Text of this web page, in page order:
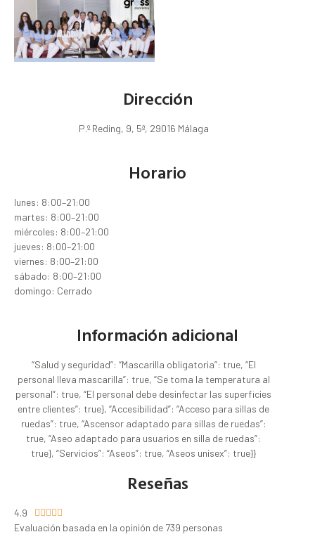
Dirección
P.º Reding, 9, 5ª, 29016 Málaga
Horario
lunes: 8:00–21:00
martes: 8:00–21:00
miércoles: 8:00–21:00
jueves: 8:00–21:00
viernes: 8:00–21:00
sábado: 8:00–21:00
domingo: Cerrado
Información adicional
“Salud y seguridad”: “Mascarilla obligatoria”: true, “El
personal lleva mascarilla”: true, “Se toma la temperatura al
personal”: true, “El personal debe desinfectar las superficies
entre clientes”: true}, “Accesibilidad”: “Acceso para sillas de
ruedas”: true, “Ascensor adaptado para sillas de ruedas”:
true, “Aseo adaptado para usuarios en silla de ruedas”:
true}, “Servicios”: “Aseos”: true, “Aseos unisex”: true}}
Reseñas
4.9     
Evaluación basada en la opinión de 739 personas